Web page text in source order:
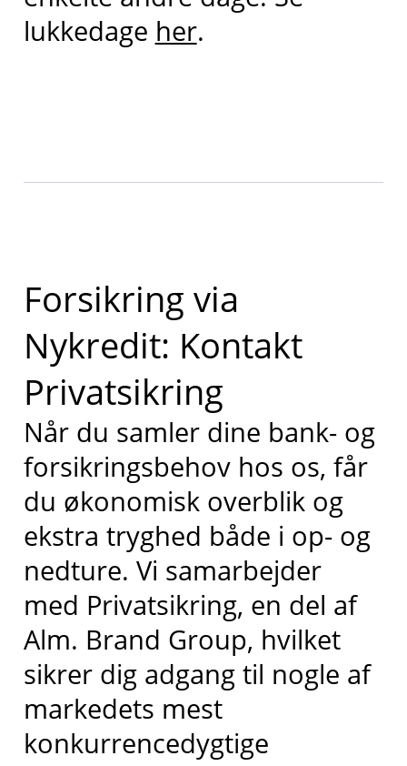
lukkedage her.
Forsikring via
Nykredit: Kontakt
Privatsikring
Når du samler dine bank- og
forsikringsbehov hos os, får
du økonomisk overblik og
ekstra tryghed både i op- og
nedture. Vi samarbejder
med Privatsikring, en del af
Alm. Brand Group, hvilket
sikrer dig adgang til nogle af
markedets mest
konkurrencedygtige